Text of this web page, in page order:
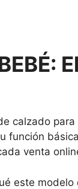
calzado
función
venta
este modelo